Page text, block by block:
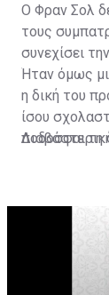
Ο Φραν Σολ
τους
συνεχίσει
Ήταν όμως
η δική του
ίσου
Διαβάστε τη